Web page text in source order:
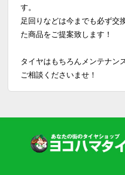
す。
足回りなどは今までも必ず交
た商品をご提案致します！
タイヤはもちろんメンテナン
ご相談くださいませ！